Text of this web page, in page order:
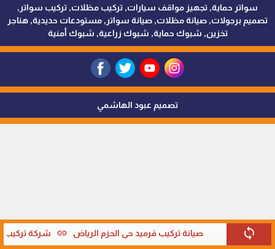
sync صيانة تركيب قرميد حي الحزم الرياض link شركة تركيب
سواتر حماية, تجهيز مواقف سيارات, تركيب مظلات, تركيب سواتر,
تصميم برجولات, صيانة مظلات, صيانة سواتر, مستودعات حديدية, هناجر
تخزين, شبوك حماية, شبوك زراعية, شبوك أمنية
تصميم عبود الهاشمي